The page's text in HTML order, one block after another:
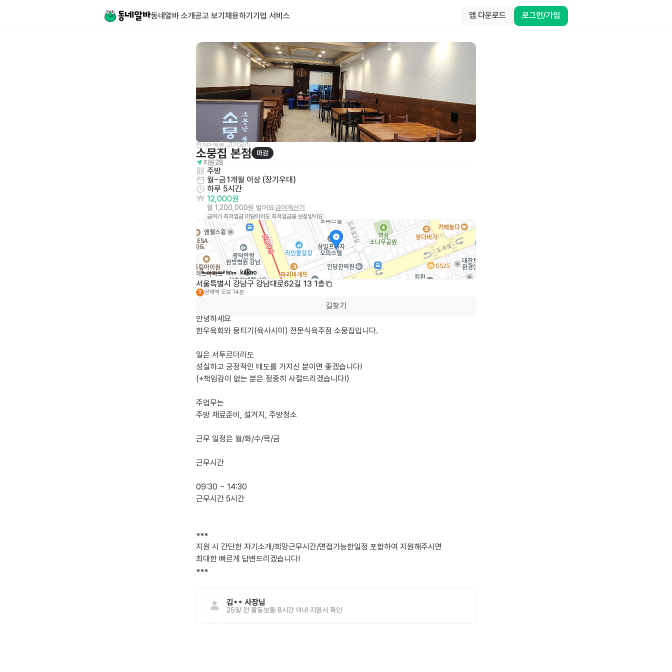
동네알바 소개공고 보기 채용하기 기업 서비스 앱 다운로드 로그인/가입
한식>육류,고기요리
소뭉집 본점
마감
지원28
주방
월~금1개월 이상 (장기우대)
하루 5시간
12,000원
월 1,200,000원 벌어요급여계산기
급여가 최저임금 미달이어도 최저임금을 보장받아요
50m
서울특별시 강남구 강남대로62길 13 1층
3 양재역 도보 14분
길찾기
안녕하세요
한우육회와 뭉티기(육사시미) 전문식육주점 소뭉집입니다.
일은 서투르더라도
성실하고 긍정적인 태도를 가지신 분이면 좋겠습니다!
(+책임감이 없는 분은 정중히 사절드리겠습니다!)
주업무는
주방 재료준비, 설거지, 주방청소
근무 일정은 월/화/수/목/금
근무시간
09:30 ~ 14:30
근무시간 5시간
***
지원 시 간단한 자기소개/희망근무시간/면접가능한일정 포함하여 지원해주시면
최대한 빠르게 답변드리겠습니다!
***
김** 사장님
25일 전 활동보통 8시간 이내 지원서 확인